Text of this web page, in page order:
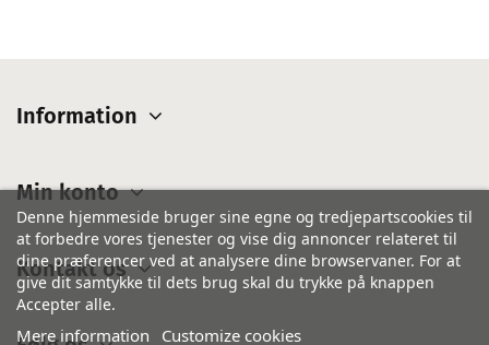
Information
Min konto
Kontakt os
Denne hjemmeside bruger sine egne og tredjepartscookies til
at forbedre vores tjenester og vise dig annoncer relateret til
dine præferencer ved at analysere dine browservaner. For at
give dit samtykke til dets brug skal du trykke på knappen
Accepter alle.
Mere information Customize cookies